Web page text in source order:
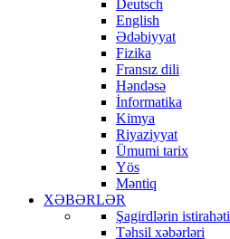
Deutsch
English
Ədəbiyyat
Fizika
Fransız dili
Həndəsə
İnformatika
Kimya
Riyaziyyat
Ümumi tarix
Yös
Məntiq
XƏBƏRLƏR
Şagirdlərin istirahəti
Təhsil xəbərləri